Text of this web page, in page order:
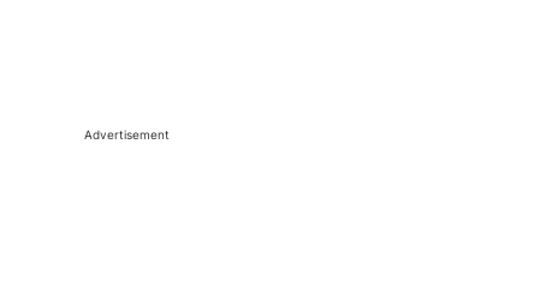
Advertisement